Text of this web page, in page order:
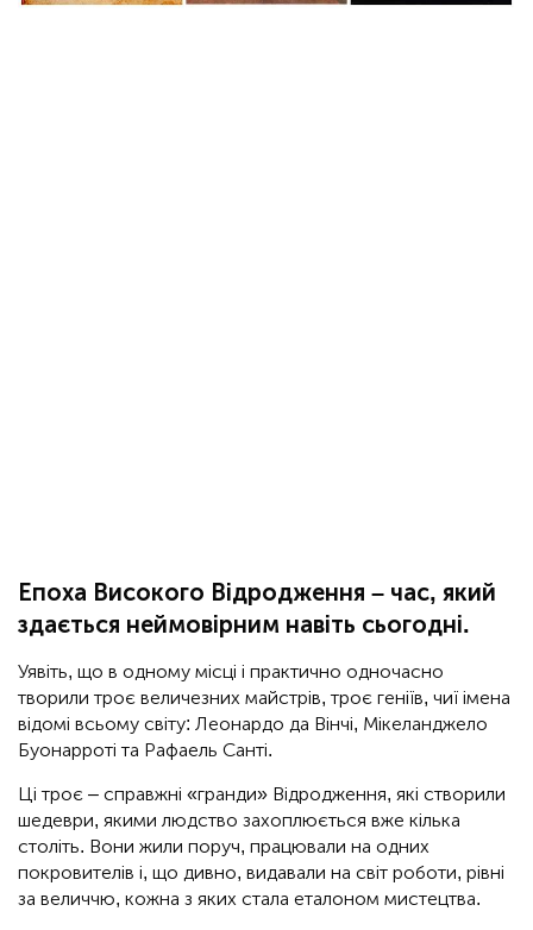
Епоха Високого Відродження – час, який
здається неймовірним навіть сьогодні.
Уявіть, що в одному місці і практично одночасно
творили троє величезних майстрів, троє геніїв, чиї імена
відомі всьому світу: Леонардо да Вінчі, Мікеланджело
Буонарроті та Рафаель Санті.
Ці троє – справжні «гранди» Відродження, які створили
шедеври, якими людство захоплюється вже кілька
століть. Вони жили поруч, працювали на одних
покровителів і, що дивно, видавали на світ роботи, рівні
за величчю, кожна з яких стала еталоном мистецтва.